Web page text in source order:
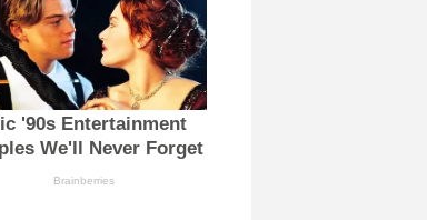
'90s Entertainment
We'll Never Forget
Brainberries